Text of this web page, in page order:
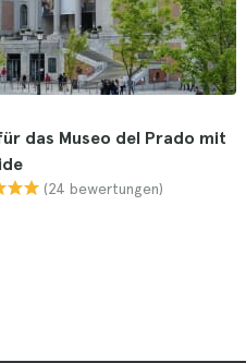
das Museo del Prado mit
(24 bewertungen)